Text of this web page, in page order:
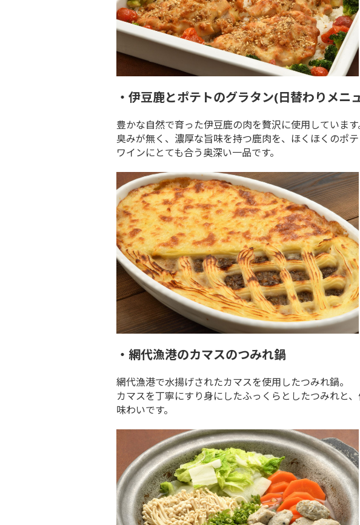
・伊豆鹿とポテトのグラタン(日替わりメニ
豊かな自然で育った伊豆鹿の肉を贅沢に使用しています
臭みが無く、濃厚な旨味を持つ鹿肉を、ほくほくのポテ
ワインにとても合う奥深い一品です。
・網代漁港のカマスのつみれ鍋
網代漁港で水揚げされたカマスを使用したつみれ鍋。
カマスを丁寧にすり身にしたふっくらとしたつみれと
味わいです。